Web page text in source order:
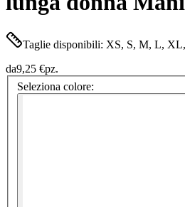
Taglie disponibili: XS, S, M, L,
da9,25 €pz.
Seleziona colore: